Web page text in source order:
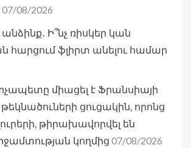
07/08/2026
Ի՞նչ ռիսկեր կան
հարցում ֆլիրտ անելու համար
միացել է Ֆրանսիայի
ցուցակին, որոնց
թիրախավորվել են
կողմից 07/08/2026